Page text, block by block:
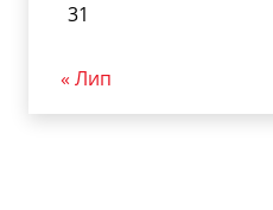
31
« Лип